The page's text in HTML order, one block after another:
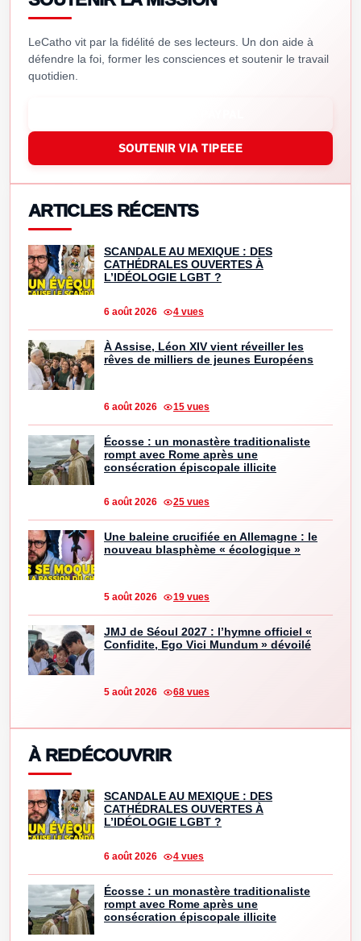
LeCatho vit par la fidélité de ses lecteurs. Un don aide à
défendre la foi, former les consciences et soutenir le travail
quotidien.
SOUTENIR VIA TIPEEE
ARTICLES RÉCENTS
SCANDALE AU MEXIQUE : DES
CATHÉDRALES OUVERTES À
L’IDÉOLOGIE LGBT ?
6 août 2026 4 vues
À Assise, Léon XIV vient réveiller les
rêves de milliers de jeunes Européens
6 août 2026 15 vues
Écosse : un monastère traditionaliste
rompt avec Rome après une
consécration épiscopale illicite
6 août 2026 25 vues
Une baleine crucifiée en Allemagne : le
nouveau blasphème « écologique »
5 août 2026 19 vues
JMJ de Séoul 2027 : l’hymne officiel «
Confidite, Ego Vici Mundum » dévoilé
5 août 2026 68 vues
À REDÉCOUVRIR
SCANDALE AU MEXIQUE : DES
CATHÉDRALES OUVERTES À
L’IDÉOLOGIE LGBT ?
6 août 2026 4 vues
Écosse : un monastère traditionaliste
rompt avec Rome après une
consécration épiscopale illicite